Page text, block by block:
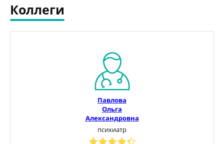
Коллеги
Павлова
Ольга
Александровна
психиатр